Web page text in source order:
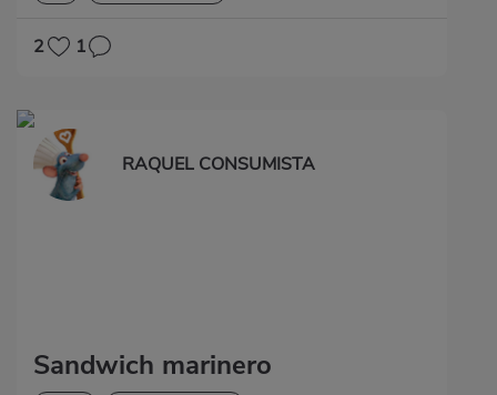
2 1
RAQUEL CONSUMISTA
Sandwich marinero